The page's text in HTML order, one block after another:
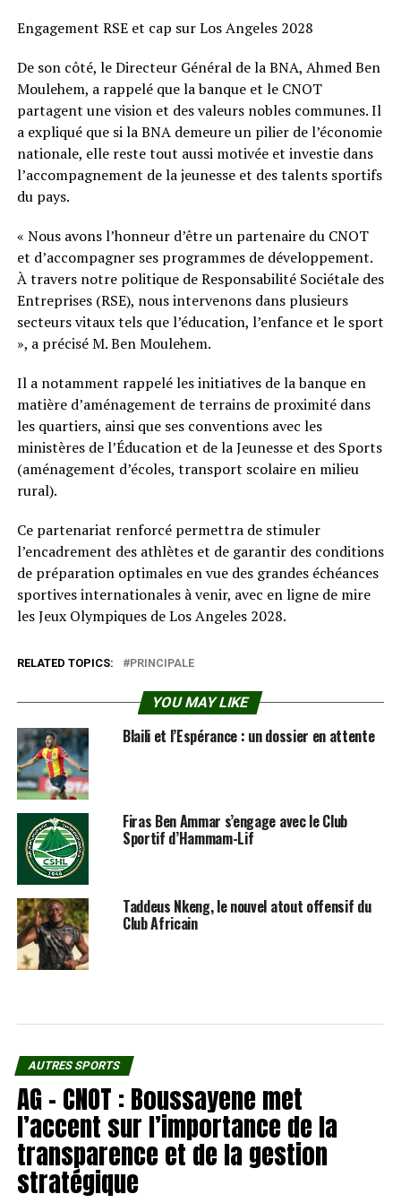
Engagement RSE et cap sur Los Angeles 2028
De son côté, le Directeur Général de la BNA, Ahmed Ben
Moulehem, a rappelé que la banque et le CNOT
partagent une vision et des valeurs nobles communes. Il
a expliqué que si la BNA demeure un pilier de l’économie
nationale, elle reste tout aussi motivée et investie dans
l’accompagnement de la jeunesse et des talents sportifs
du pays.
« Nous avons l’honneur d’être un partenaire du CNOT
et d’accompagner ses programmes de développement.
À travers notre politique de Responsabilité Sociétale des
Entreprises (RSE), nous intervenons dans plusieurs
secteurs vitaux tels que l’éducation, l’enfance et le sport
», a précisé M. Ben Moulehem.
Il a notamment rappelé les initiatives de la banque en
matière d’aménagement de terrains de proximité dans
les quartiers, ainsi que ses conventions avec les
ministères de l’Éducation et de la Jeunesse et des Sports
(aménagement d’écoles, transport scolaire en milieu
rural).
Ce partenariat renforcé permettra de stimuler
l’encadrement des athlètes et de garantir des conditions
de préparation optimales en vue des grandes échéances
sportives internationales à venir, avec en ligne de mire
les Jeux Olympiques de Los Angeles 2028.
RELATED TOPICS: PRINCIPALE
YOU MAY LIKE
Blaili et l’Espérance : un dossier en attente
Firas Ben Ammar s’engage avec le Club
Sportif d’Hammam-Lif
Taddeus Nkeng, le nouvel atout offensif du
Club Africain
AUTRES SPORTS
AG – CNOT : Boussayene met
l’accent sur l’importance de la
transparence et de la gestion
stratégique